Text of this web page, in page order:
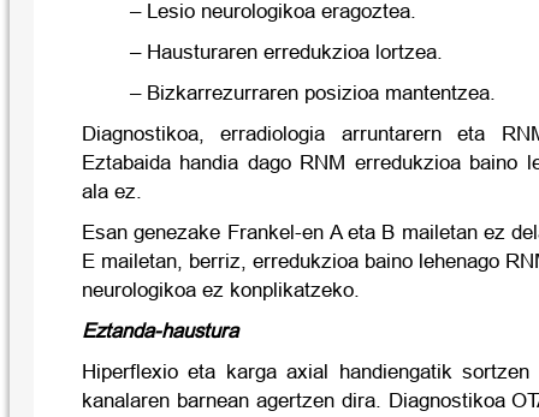
– Lesio neurologikoa eragoztea.
– Hausturaren erredukzioa lortzea.
– Bizkarrezurraren posizioa mantentzea.
Diagnostikoa, erradiologia arruntarern eta
Eztabaida handia dago RNM erredukzioa baino
ala ez.
Esan genezake Frankel-en A eta B mailetan ez
E mailetan, berriz, erredukzioa baino lehenago
neurologikoa ez konplikatzeko.
Eztanda-haustura
Hiperflexio eta karga axial handiengatik
kanalaren barnean agertzen dira. Diagnostikoa